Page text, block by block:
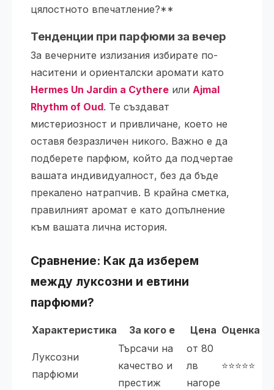
цялостното впечатление?**
Тенденции при парфюми за вечер
За вечерните излизания избирате по-
наситени и ориенталски аромати като
Hermes Un Jardin a Cythere или Ajmal
Rhythm of Oud. Те създават
мистериозност и привличане, което не
оставя безразличен никого. Важно е да
подберете парфюм, който да подчертае
вашата индивидуалност, без да бъде
прекалено натрапчив. В крайна сметка,
правилният аромат е като допълнение
към вашата лична история.
Сравнение: Как да изберем
между луксозни и евтини
парфюми?
Характеристика За кого е Цена Оценка
Луксозни
парфюми
Търсачи на
качество и
престиж
от 80
лв
нагоре
⭐️⭐️⭐️⭐️⭐️